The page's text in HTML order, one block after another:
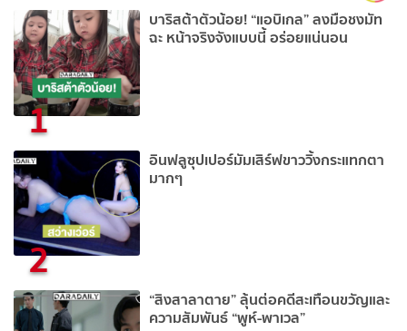
1
บาริสต้าตัวน้อย! “แอบิเกล” ลงมือชงมัท
ฉะ หน้าจริงจังแบบนี้ อร่อยแน่นอน
2
อินฟลูซุปเปอร์มัมเสิร์ฟขาววิ้งกระแทกตา
มากๆ
“สิงสาลาตาย” ลุ้นต่อคดีสะเทือนขวัญและ
ความสัมพันธ์ “พูห์-พาเวล”